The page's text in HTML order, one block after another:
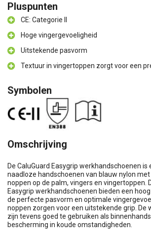
Pluspunten
CE: Categorie II
Hoge vingergevoeligheid
Uitstekende pasvorm
Textuur in vingertoppen zorgt voor een
Symbolen
Omschrijving
De CaluGuard Easygrip werkhandschoenen is
naadloze handschoenen van blauw nylon met
noppen op de palm, vingers en vingertoppen.
Easygrip werkhandschoenen bieden een
de perfecte pasvorm en optimale
noppen zorgen voor een uitstekende grip. De
zijn tevens goed te gebruiken als
bescherming in koude omstandigheden.